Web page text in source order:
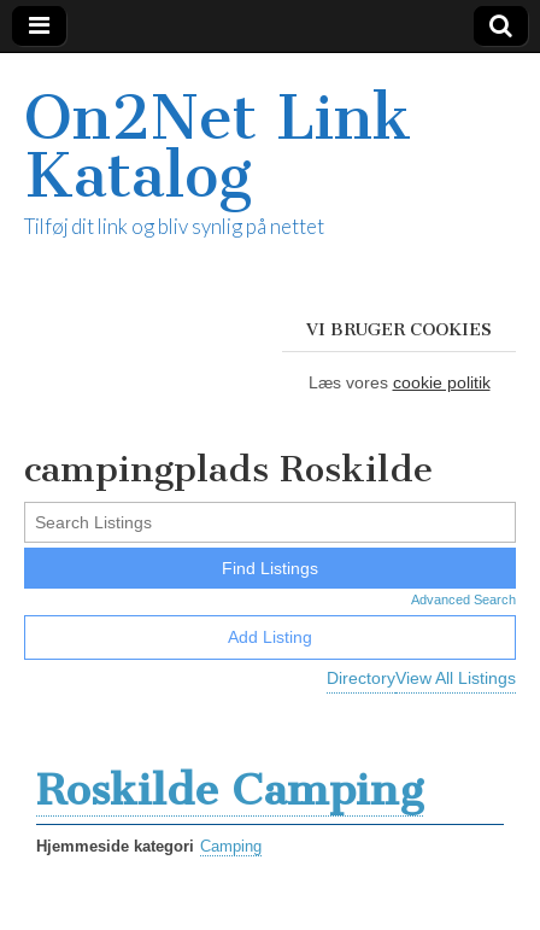
On2Net Link
Katalog
Tilføj dit link og bliv synlig på nettet
VI BRUGER COOKIES
Læs vores cookie politik
campingplads Roskilde
Advanced Search
DirectoryView All Listings
Add Listing
Roskilde Camping
Hjemmeside kategori Camping